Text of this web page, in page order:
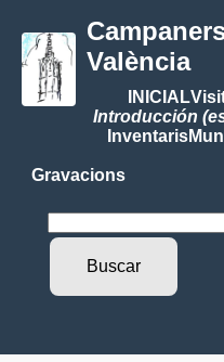
València
INICIAL
Introducción
Inventaris
Gravacions